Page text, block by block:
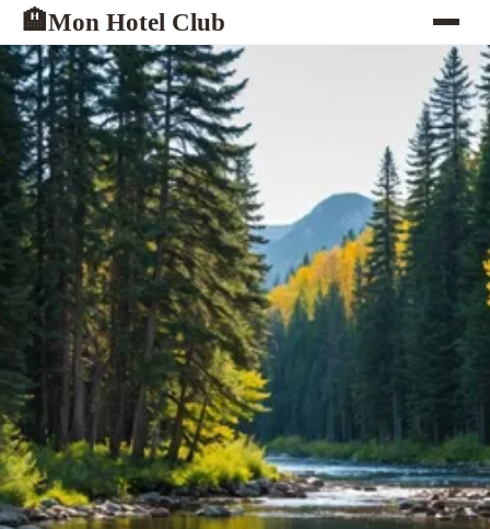
🏨Mon Hotel Club